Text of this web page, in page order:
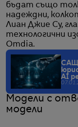
бъдат също
надеждни,
Лиан Джие Су,
технологични
Omdia.
AI
Модели с
модели